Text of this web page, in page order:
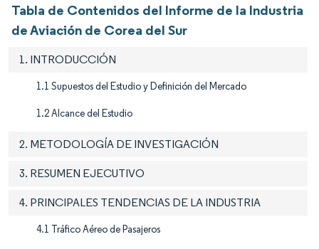
Tabla de Contenidos del Informe de la Industria
de Aviación de Corea del Sur
1. INTRODUCCIÓN
1.1 Supuestos del Estudio y Definición del Mercado
1.2 Alcance del Estudio
2. METODOLOGÍA DE INVESTIGACIÓN
3. RESUMEN EJECUTIVO
4. PRINCIPALES TENDENCIAS DE LA INDUSTRIA
4.1 Tráfico Aéreo de Pasajeros